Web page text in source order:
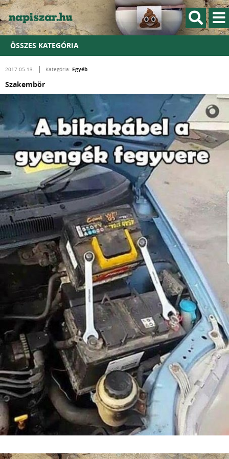
ÖSSZES KATEGÓRIA
2017.05.13. Kategória: Egyéb
Szakembör